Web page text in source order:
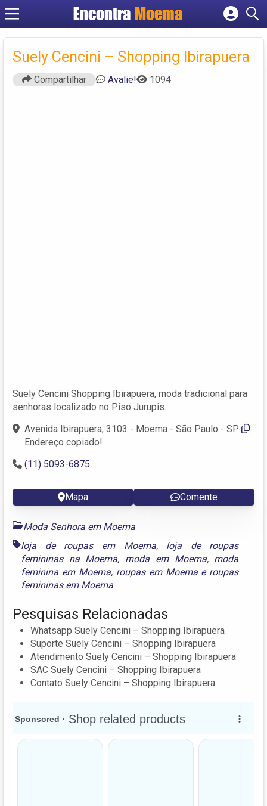
Encontra Moema
Criar conta
Suely Cencini – Shopping Ibirapuera
Compartilhar Avalie! 1094
Suely Cencini Shopping Ibirapuera, moda tradicional para
senhoras localizado no Piso Jurupis.
Avenida Ibirapuera, 3103 - Moema - São Paulo - SP
Endereço copiado!
(11) 5093-6875
Mapa Comente
Moda Senhora em Moema
loja de roupas em Moema, loja de roupas
femininas na Moema, moda em Moema, moda
feminina em Moema, roupas em Moemae roupas
femininas em Moema
Pesquisas Relacionadas
Whatsapp Suely Cencini – Shopping Ibirapuera
Suporte Suely Cencini – Shopping Ibirapuera
Atendimento Suely Cencini – Shopping Ibirapuera
SAC Suely Cencini – Shopping Ibirapuera
Contato Suely Cencini – Shopping Ibirapuera